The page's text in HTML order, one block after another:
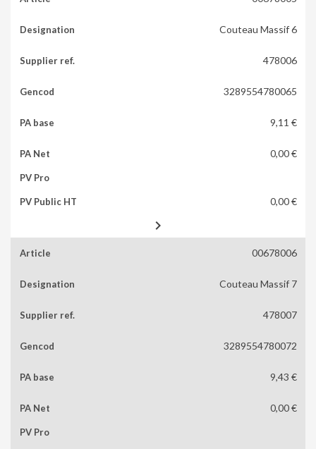
Couteau Massif 6
478006
3289554780065
9,11 €
0,00 €
0,00 €

00678006
Couteau Massif 7
478007
3289554780072
9,43 €
0,00 €